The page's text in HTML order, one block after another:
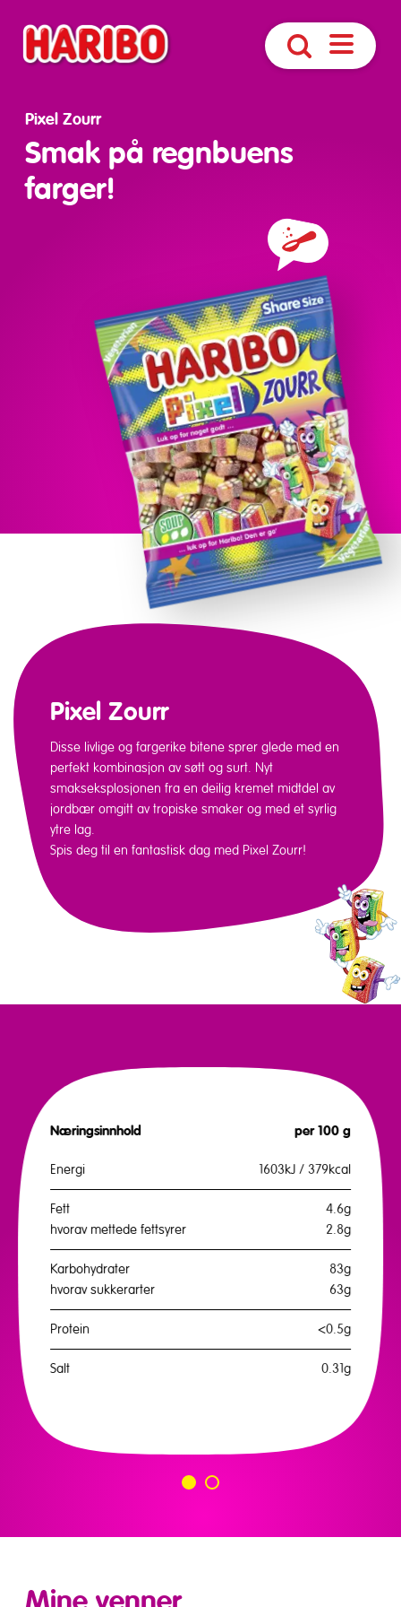
Søk
Åpne
Pixel Zourr
Smak på regnbuens
farger!
Ingredienser
Pixel Zourr
Disse livlige og fargerike bitene sprer glede med en
perfekt kombinasjon av søtt og surt. Nyt
smakseksplosjonen fra en deilig kremet midtdel av
jordbær omgitt av tropiske smaker og med et syrlig
ytre lag.
Spis deg til en fantastisk dag med Pixel Zourr!
Næringsinnhold per 100 g
Energi 1603kJ / 379kcal
Fett
4.6g
hvorav mettede fettsyrer
2.8g
Karbohydrater
83g
hvorav sukkerarter
63g
Protein <0.5g
Salt 0.31g
Gå
1
Gå
2